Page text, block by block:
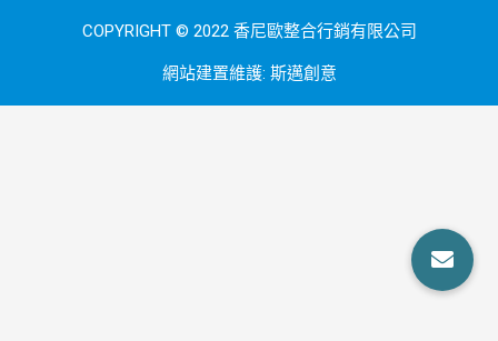
COPYRIGHT © 2022 香尼歐整合行銷有限公司
網站建置維護: 斯邁創意